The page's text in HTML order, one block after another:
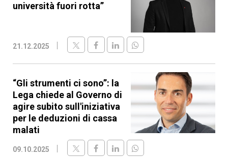
università fuori rotta”
21.12.2025
“Gli strumenti ci sono”: la
Lega chiede al Governo di
agire subito sull'iniziativa
per le deduzioni di cassa
malati
09.10.2025